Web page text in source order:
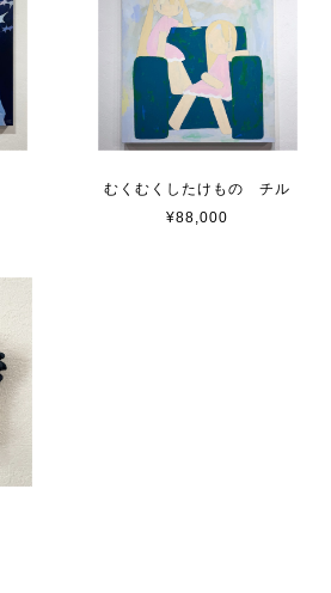
むくむくしたけもの チル
¥88,000